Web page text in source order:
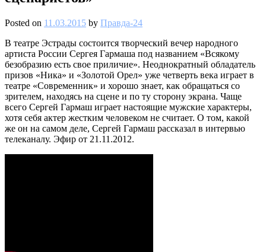
Posted on 11.03.2015 by Правда-24
В театре Эстрады состоится творческий вечер народного
артиста России Сергея Гармаша под названием «Всякому
безобразию есть свое приличие». Неоднократный обладатель
призов «Ника» и «Золотой Орел» уже четверть века играет в
театре «Современник» и хорошо знает, как обращаться со
зрителем, находясь на сцене и по ту сторону экрана. Чаще
всего Сергей Гармаш играет настоящие мужские характеры,
хотя себя актер жестким человеком не считает. О том, какой
же он на самом деле, Сергей Гармаш рассказал в интервью
телеканалу. Эфир от 21.11.2012.